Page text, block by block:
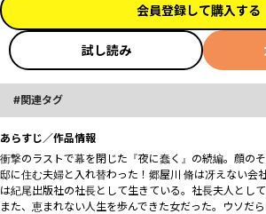
会員登録して購入する
試し読み
関連タグ
あらすじ／作品情報
衝撃のラストで幕を閉じた『夜に蠢く』の続編。顔の
邸に住む夫婦と入れ替わった！郷屋川 脩は冴えない会
は紀尾出版社の社長として生きている。社長夫人とし
また、恵まれない人生を歩んできた女だった。ウソだ